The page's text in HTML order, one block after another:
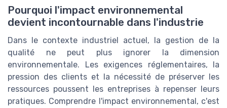
Pourquoi l'impact environnemental
devient incontournable dans l'industrie
Dans le contexte industriel actuel, la gestion de la
qualité ne peut plus ignorer la dimension
environnementale. Les exigences réglementaires, la
pression des clients et la nécessité de préserver les
ressources poussent les entreprises à repenser leurs
pratiques. Comprendre l'impact environnemental, c'est